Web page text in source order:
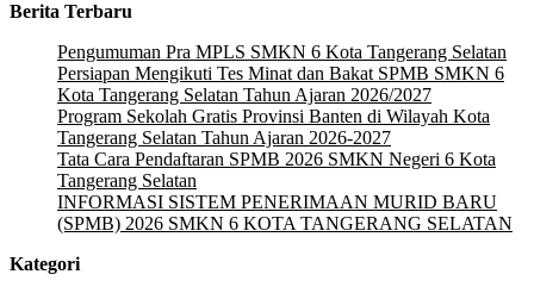
Berita Terbaru
Pengumuman Pra MPLS SMKN 6 Kota Tangerang Selatan
Persiapan Mengikuti Tes Minat dan Bakat SPMB SMKN 6
Kota Tangerang Selatan Tahun Ajaran 2026/2027
Program Sekolah Gratis Provinsi Banten di Wilayah Kota
Tangerang Selatan Tahun Ajaran 2026-2027
Tata Cara Pendaftaran SPMB 2026 SMKN Negeri 6 Kota
Tangerang Selatan
INFORMASI SISTEM PENERIMAAN MURID BARU
(SPMB) 2026 SMKN 6 KOTA TANGERANG SELATAN
Kategori